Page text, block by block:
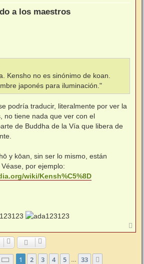
a los maestros
Kensho no es sinónimo de koan.
japonés para iluminación."
podría traducir, literalmente por ver la
no tiene nada que ver con el
de Buddha de la Vía que libera de
y kōan, sin ser lo mismo, están
por ejemplo:
wiki/Kensh%C5%8D
r
Página de 33
1 2 3 4 5 33